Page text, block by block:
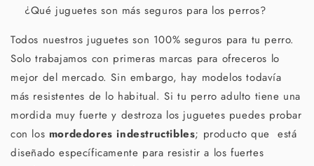
¿Qué juguetes son más seguros para los perros?
Todos nuestros juguetes son 100% seguros para tu perro.
Solo trabajamos con primeras marcas para ofreceros lo
mejor del mercado. Sin embargo, hay modelos todavía
más resistentes de lo habitual. Si tu perro adulto tiene una
mordida muy fuerte y destroza los juguetes puedes probar
con los mordedores indestructibles; producto que está
diseñado específicamente para resistir a los fuertes